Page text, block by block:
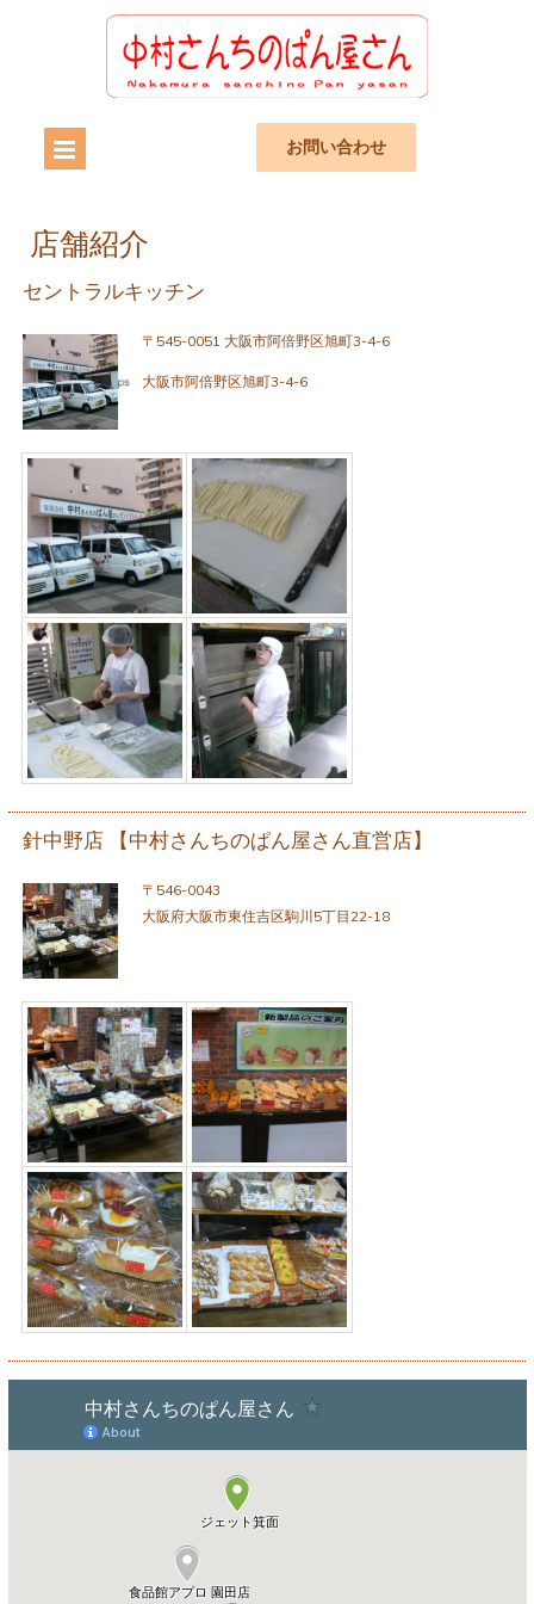
お問い合わせ
店舗紹介
セントラルキッチン
〒545-0051 大阪市阿倍野区旭町3-4-6
大阪市阿倍野区旭町3-4-6
針中野店 【中村さんちのぱん屋さん直営店】
〒546-0043
大阪府大阪市東住吉区駒川5丁目22-18